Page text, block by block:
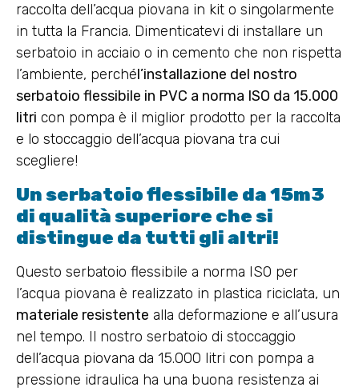
raccolta dell’acqua piovana in kit o singolarmente
in tutta la Francia. Dimenticatevi di installare un
serbatoio in acciaio o in cemento che non rispetta
l’ambiente, perchél’installazione del nostro
serbatoio flessibile in PVC a norma ISO da 15.000
litri con pompa è il miglior prodotto per la raccolta
e lo stoccaggio dell’acqua piovana tra cui
scegliere!
Un serbatoio flessibile da 15m3
di qualità superiore che si
distingue da tutti gli altri!
Questo serbatoio flessibile a norma ISO per
l’acqua piovana è realizzato in plastica riciclata, un
materiale resistente alla deformazione e all’usura
nel tempo. Il nostro serbatoio di stoccaggio
dell’acqua piovana da 15.000 litri con pompa a
pressione idraulica ha una buona resistenza ai